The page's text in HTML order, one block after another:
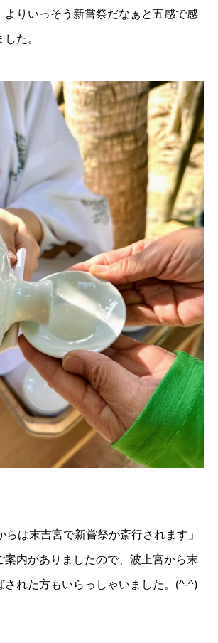
よりいっそう新嘗祭だなぁと五感で感
た。
らは末吉宮で新嘗祭が斎行されます」
案内がありましたので、波上宮から末
された方もいらっしゃいました。(^-^)